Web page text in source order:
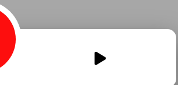
A-QUI-QUI-LEST-LE-